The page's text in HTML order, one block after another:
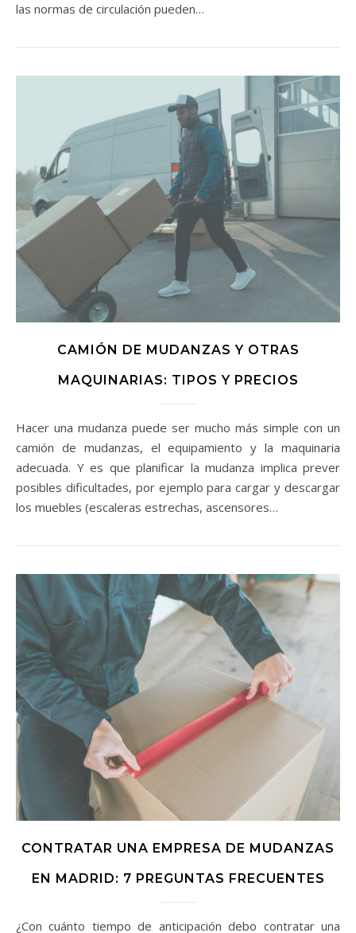
las normas de circulación pueden…
CAMIÓN DE MUDANZAS Y OTRAS
MAQUINARIAS: TIPOS Y PRECIOS
Hacer una mudanza puede ser mucho más simple con un
camión de mudanzas, el equipamiento y la maquinaria
adecuada. Y es que planificar la mudanza implica prever
posibles dificultades, por ejemplo para cargar y descargar
los muebles (escaleras estrechas, ascensores…
CONTRATAR UNA EMPRESA DE MUDANZAS
EN MADRID: 7 PREGUNTAS FRECUENTES
¿Con cuánto tiempo de anticipación debo contratar una